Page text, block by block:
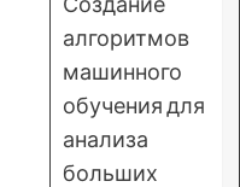
алгоритмов
машинного
обучения для
анализа
больших